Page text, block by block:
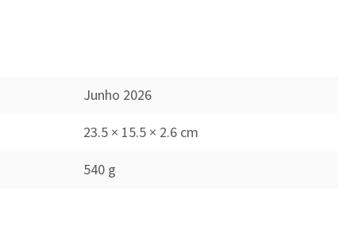
Junho 2026
23.5 × 15.5 × 2.6 cm
540 g